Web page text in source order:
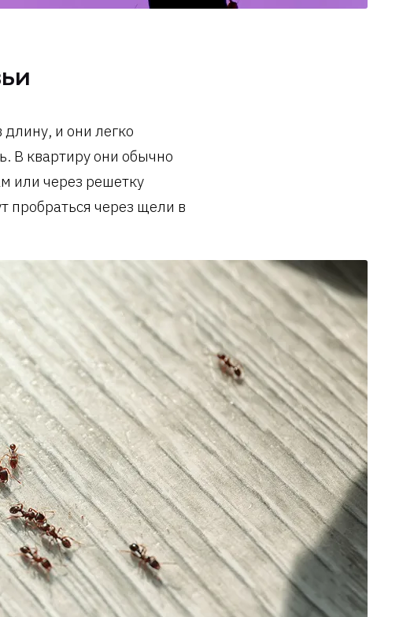
и они легко
В квартиру они обычно
или через решетку
пробраться через щели в